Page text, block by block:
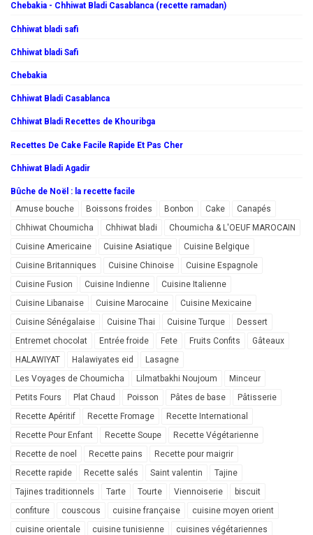
Chebakia - Chhiwat Bladi Casablanca (recette ramadan)
Chhiwat bladi safi
Chhiwat bladi Safi
Chebakia
Chhiwat Bladi Casablanca
Chhiwat Bladi Recettes de Khouribga
Recettes De Cake Facile Rapide Et Pas Cher
Chhiwat Bladi Agadir
Bûche de Noël : la recette facile
Amuse bouche
Boissons froides Bonbon Cake
Canapés
Chhiwat Choumicha
Chhiwat bladi
Choumicha & L'OEUF MAROCAIN
Cuisine Americaine
Cuisine Asiatique
Cuisine Belgique
Cuisine Britanniques
Cuisine Chinoise
Cuisine Espagnole
Cuisine Fusion
Cuisine Indienne
Cuisine Italienne
Cuisine Libanaise
Cuisine Marocaine
Cuisine Mexicaine
Cuisine Sénégalaise
Cuisine Thai Cuisine Turque
Dessert
Entremet chocolat
Entrée froide Fete Fruits Confits
Gâteaux
HALAWIYAT
Halawiyates eid
Lasagne
Les Voyages de Choumicha
Lilmatbakhi Noujoum
Minceur
Petits Fours
Plat Chaud Poisson Pâtes de base
Pâtisserie
Recette Apéritif
Recette Fromage
Recette International
Recette Pour Enfant
Recette Soupe
Recette Végétarienne
Recette de noel
Recette pains
Recette pour maigrir
Recette rapide
Recette salés Saint valentin
Tajine
Tajines traditionnels
Tarte Tourte Viennoiserie
biscuit
confiture
couscous cuisine française
cuisine moyen orient
cuisine orientale
cuisine tunisienne cuisines végétariennes